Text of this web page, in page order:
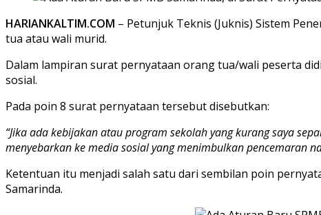
HARIANKALTIM.COM – Petunjuk Teknis (Juknis) Sistem
tua atau wali murid.
Dalam lampiran surat pernyataan orang tua/wali peserta
sosial.
Pada poin 8 surat pernyataan tersebut disebutkan:
“Jika ada kebijakan atau program sekolah yang kurang saya
menyebarkan ke media sosial yang menimbulkan pencemaran
Ketentuan itu menjadi salah satu dari sembilan poin
Samarinda.